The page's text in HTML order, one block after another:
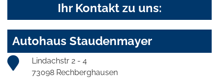
Ihr Kontakt zu uns:
Autohaus Staudenmayer
Lindachstr 2 - 4
73098 Rechberghausen